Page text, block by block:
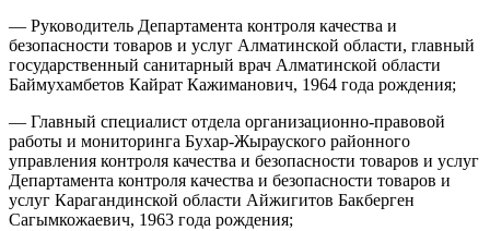
— Руководитель Департамента контроля качества и
безопасности товаров и услуг Алматинской области, главный
государственный санитарный врач Алматинской области
Баймухамбетов Кайрат Кажиманович, 1964 года рождения;
— Главный специалист отдела организационно-правовой
работы и мониторинга Бухар-Жырауского районного
управления контроля качества и безопасности товаров и услуг
Департамента контроля качества и безопасности товаров и
услуг Карагандинской области Айжигитов Бакберген
Сагымкожаевич, 1963 года рождения;